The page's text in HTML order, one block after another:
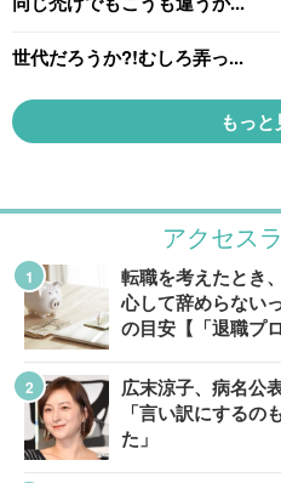
アクセス
転職を考えたとき
心して辞めらない
の目安【「退職プ
広末涼子、病名公
「言い訳にするの
た」